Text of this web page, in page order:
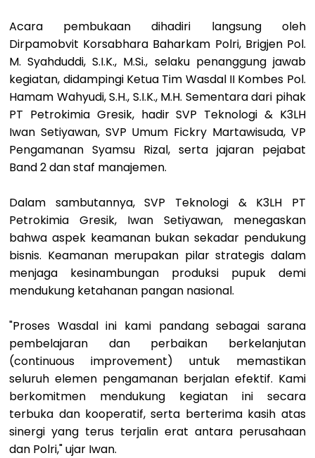
Acara pembukaan dihadiri langsung oleh
Dirpamobvit Korsabhara Baharkam Polri, Brigjen Pol.
M. Syahduddi, S.I.K., M.Si., selaku penanggung jawab
kegiatan, didampingi Ketua Tim Wasdal II Kombes Pol.
Hamam Wahyudi, S.H., S.I.K., M.H. Sementara dari pihak
PT Petrokimia Gresik, hadir SVP Teknologi & K3LH
Iwan Setiyawan, SVP Umum Fickry Martawisuda, VP
Pengamanan Syamsu Rizal, serta jajaran pejabat
Band 2 dan staf manajemen.
Dalam sambutannya, SVP Teknologi & K3LH PT
Petrokimia Gresik, Iwan Setiyawan, menegaskan
bahwa aspek keamanan bukan sekadar pendukung
bisnis. Keamanan merupakan pilar strategis dalam
menjaga kesinambungan produksi pupuk demi
mendukung ketahanan pangan nasional.
"Proses Wasdal ini kami pandang sebagai sarana
pembelajaran dan perbaikan berkelanjutan
(continuous improvement) untuk memastikan
seluruh elemen pengamanan berjalan efektif. Kami
berkomitmen mendukung kegiatan ini secara
terbuka dan kooperatif, serta berterima kasih atas
sinergi yang terus terjalin erat antara perusahaan
dan Polri," ujar Iwan.